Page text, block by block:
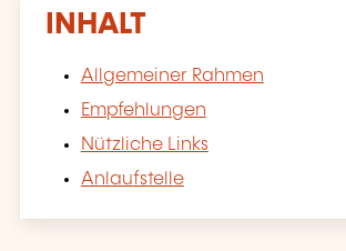
INHALT
Allgemeiner Rahmen
Empfehlungen
Nützliche Links
Anlaufstelle